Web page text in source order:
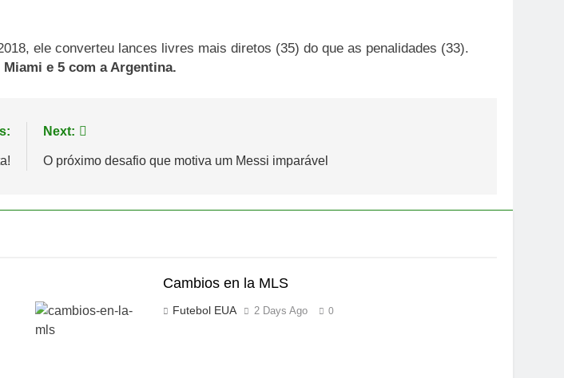
ele converteu lances livres mais diretos (35) do que as penalidades (33).
e 5 com a Argentina.
Next:
O próximo desafio que motiva um Messi imparável
Cambios en la MLS
Futebol EUA 2 Days Ago 0